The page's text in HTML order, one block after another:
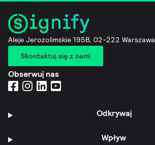
Aleje Jerozolimskie 195B, 02-222 Warszawa
Skontaktuj się z nami
Obserwuj nas
Odkrywaj
Wpływ